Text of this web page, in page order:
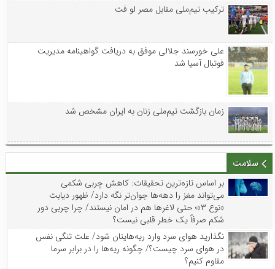
ترکیب تیم‌ملی مقابل مصر لو فت
علی خورسند جلالی موفق به دریافت گواهینامه مدیریت
فوتبال آسیا شد
زمان بازگشت تیم‌ملی زنان به ایران مشخص شد
سلامت
بر اساس تازه‌ترین تحقیقات: کاهش چربی شکمی
می‌تواند مغز را دهه‌ها جوان‌تر نگه دارد/ ظهور دیابت
«نوع ۳»؛ حتی لاغرها هم در امان نیستند/ چرا چربی دور
شکم صرفاً یک خطر قلبی نیست؟
نگذارید هوای سرد وارد ریه‌هایتان شود/ علت تنگی نفس
در هوای سرد چیست؟/ چگونه ریه‌ها را در برابر سرما
مقاوم کنیم؟